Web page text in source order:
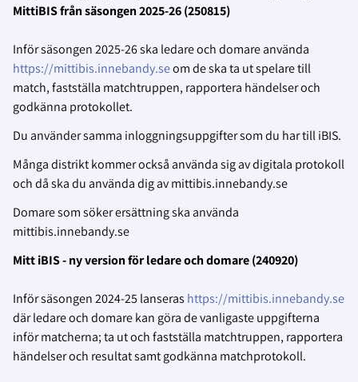
MittiBIS från säsongen 2025-26 (250815)
Inför säsongen 2025-26 ska ledare och domare använda
https://mittibis.innebandy.seom de ska ta ut spelare till
match, fastställa matchtruppen, rapportera händelser och
godkänna protokollet.
Du använder samma inloggningsuppgifter som du har till iBIS.
Många distrikt kommer också använda sig av digitala protokoll
och då ska du använda dig av mittibis.innebandy.se
Domare som söker ersättning ska använda
mittibis.innebandy.se
Mitt iBIS - ny version för ledare och domare (240920)
Inför säsongen 2024-25 lanseras https://mittibis.innebandy.se
där ledare och domare kan göra de vanligaste uppgifterna
inför matcherna; ta ut och fastställa matchtruppen, rapportera
händelser och resultat samt godkänna matchprotokoll.